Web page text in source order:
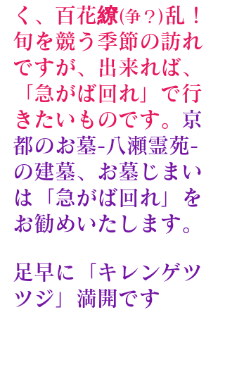
く、百花繚(争？)乱！
旬を競う季節の訪れ
ですが、出来れば、
「急がば回れ」で行
きたいものです。 京
都のお墓-八瀬霊苑-
の建墓、お墓じまい
は「急がば回れ」を
お勧めいたします。
足早に「キレンゲツ
ツジ」満開です